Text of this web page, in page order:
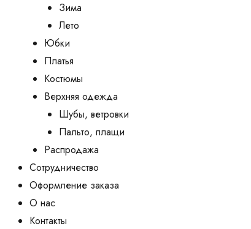
Зима
Лето
Юбки
Платья
Костюмы
Верхняя одежда
Шубы, ветровки
Пальто, плащи
Распродажа
Сотрудничество
Оформление заказа
О нас
Контакты